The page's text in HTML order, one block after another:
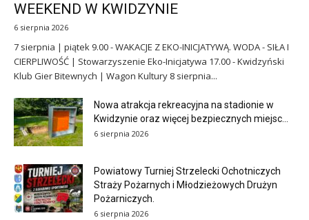
WEEKEND W KWIDZYNIE
6 sierpnia 2026
7 sierpnia | piątek 9.00 - WAKACJE Z EKO-INICJATYWĄ. WODA - SIŁA I
CIERPLIWOŚĆ | Stowarzyszenie Eko-Inicjatywa 17.00 - Kwidzyński
Klub Gier Bitewnych | Wagon Kultury 8 sierpnia...
Nowa atrakcja rekreacyjna na stadionie w
Kwidzynie oraz więcej bezpiecznych miejsc...
6 sierpnia 2026
Powiatowy Turniej Strzelecki Ochotniczych
Straży Pożarnych i Młodzieżowych Drużyn
Pożarniczych.
6 sierpnia 2026